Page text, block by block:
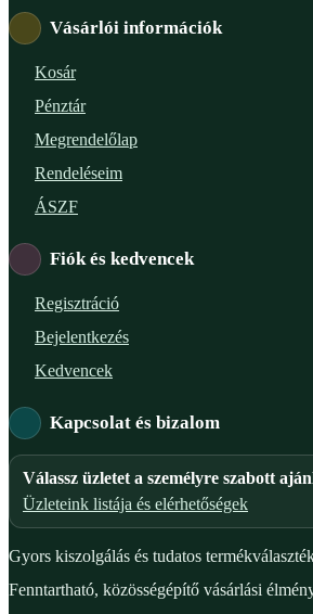
Vásárlói információk
Kosár
Pénztár
Megrendelőlap
Rendeléseim
ÁSZF
Fiók és kedvencek
Regisztráció
Bejelentkezés
Kedvencek
Kapcsolat és bizalom
Válassz üzletet a személyre szabott
Üzleteink listája és elérhetőségek
Gyors kiszolgálás és tudatos
Fenntartható, közösségépítő vásárlási